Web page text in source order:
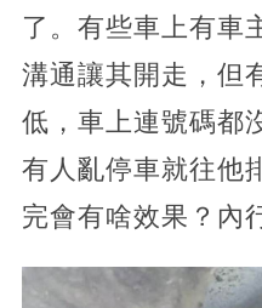
了。有些車上有車
溝通讓其開走，但
低，車上連號碼都
有人亂停車就往他
完會有啥效果？內